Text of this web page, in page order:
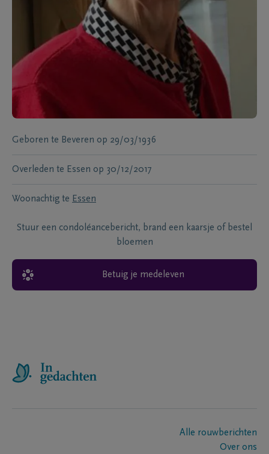
Geboren te Beveren op 29/03/1936
Overleden te Essen op 30/12/2017
Woonachtig te Essen
Stuur een condoléancebericht, brand een kaarsje of bestel
bloemen
Betuig je medeleven
Alle rouwberichten
Over ons